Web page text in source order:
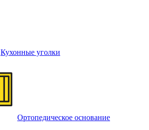
Кухонные уголки
Ортопедическое основание